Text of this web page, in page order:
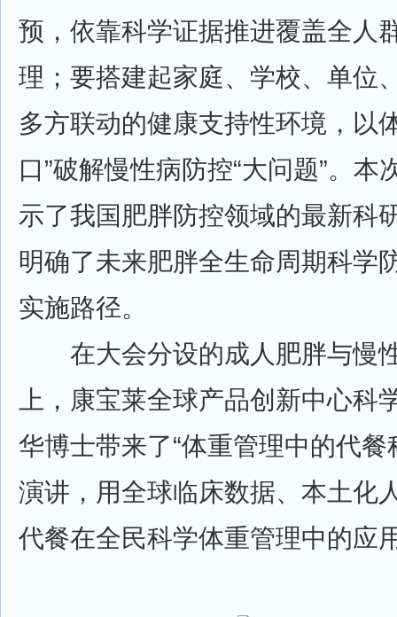
预，依靠科学证据推进覆盖全人
理；要搭建起家庭、学校、单位
多方联动的健康支持性环境，以
口”破解慢性病防控“大问题”。本
示了我国肥胖防控领域的最新科
明确了未来肥胖全生命周期科学
实施路径。
在大会分设的成人肥胖与慢
上，康宝莱全球产品创新中心科
华博士带来了“体重管理中的代餐
演讲，用全球临床数据、本土化
代餐在全民科学体重管理中的应